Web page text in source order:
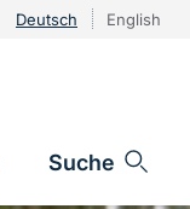
Deutsch English
Suche